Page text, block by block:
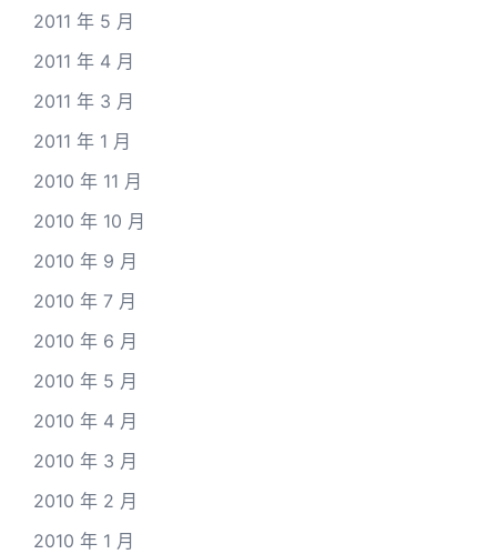
2011 年 5 月
2011 年 4 月
2011 年 3 月
2011 年 1 月
2010 年 11 月
2010 年 10 月
2010 年 9 月
2010 年 7 月
2010 年 6 月
2010 年 5 月
2010 年 4 月
2010 年 3 月
2010 年 2 月
2010 年 1 月